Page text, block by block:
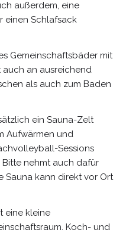
außerdem, eine
einen Schlafsack
Gemeinschaftsbäder mit
auch an ausreichend
als auch zum Baden
ein Sauna-Zelt
Aufwärmen und
Sessions
nehmt auch dafür
Sauna kann direkt vor Ort
eine kleine
Koch- und